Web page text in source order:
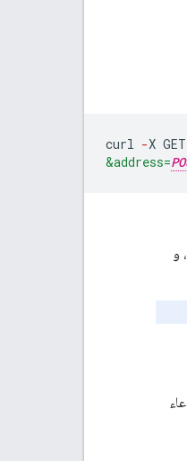
curl -X GET
&address=